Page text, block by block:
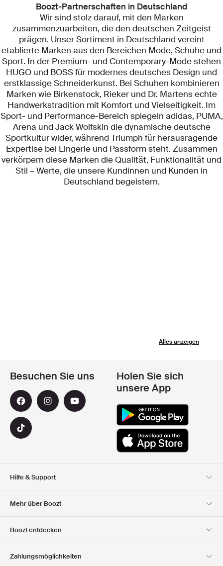
Boozt-Partnerschaften in Deutschland
Wir sind stolz darauf, mit den Marken
zusammenzuarbeiten, die den deutschen Zeitgeist
prägen. Unser Sortiment in Deutschland vereint
etablierte Marken aus den Bereichen Mode, Schuhe und
Sport. In der Premium- und Contemporary-Mode stehen
HUGO und BOSS für modernes deutsches Design und
erstklassige Schneiderkunst. Bei Schuhen kombinieren
Marken wie Birkenstock, Rieker und Dr. Martens echte
Handwerkstradition mit Komfort und Vielseitigkeit. Im
Sport- und Performance-Bereich spiegeln adidas, PUMA,
Arena und Jack Wolfskin die dynamische deutsche
Sportkultur wider, während Triumph für herausragende
Expertise bei Lingerie und Passform steht. Zusammen
verkörpern diese Marken die Qualität, Funktionalität und
Stil – Werte, die unsere Kundinnen und Kunden in
Deutschland begeistern.
Alles anzeigen
Hilfe & Support
Mehr über Boozt
Boozt entdecken
Besuchen Sie uns
Holen Sie sich
unsere App
Zahlungsmöglichkeiten